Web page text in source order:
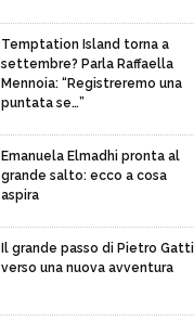
Temptation Island torna a
settembre? Parla Raffaella
Mennoia: “Registreremo una
puntata se…”
Emanuela Elmadhi pronta al
grande salto: ecco a cosa
aspira
Il grande passo di Pietro Gatti
verso una nuova avventura